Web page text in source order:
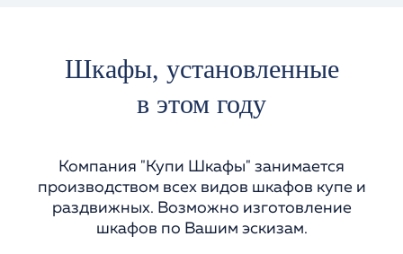
Шкафы, установленные
в этом году
Компания "Купи Шкафы" занимается
производством всех видов шкафов купе и
раздвижных. Возможно изготовление
шкафов по Вашим эскизам.